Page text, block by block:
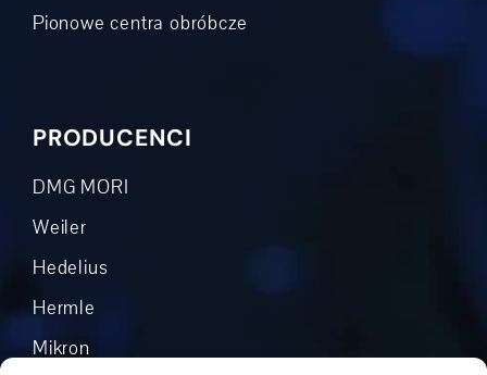
Pionowe centra obróbcze
PRODUCENCI
DMG MORI
Weiler
Hedelius
Hermle
Mikron